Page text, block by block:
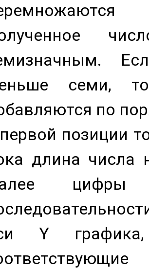
семи,
по
позиции
длина числа
цифры
Y